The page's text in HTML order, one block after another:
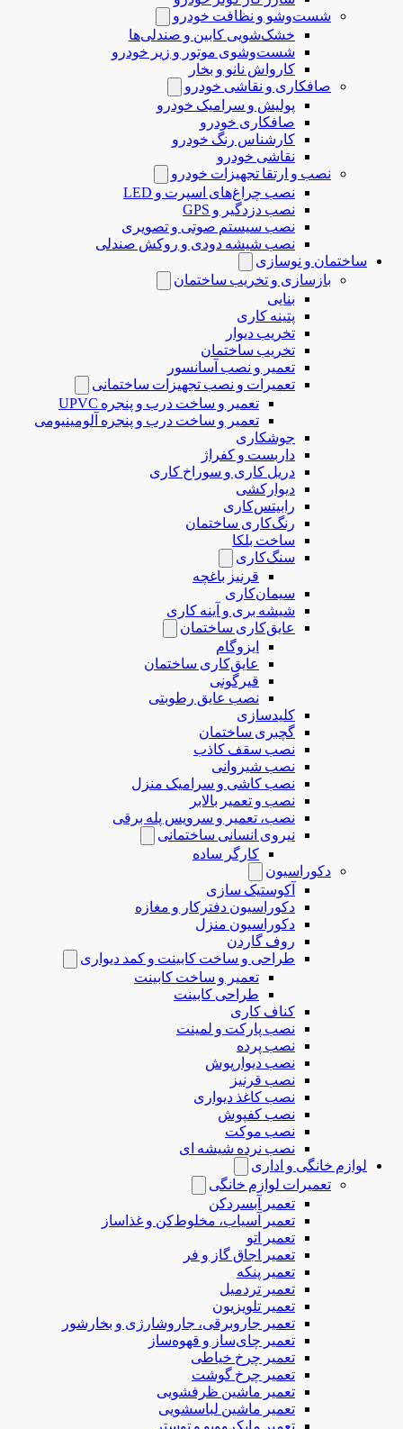
شست‌وشو و نظافت خودرو
خشک‌شویی کابین و صندلی‌ها
شست‌وشوی موتور و زیر خودرو
کارواش نانو و بخار
صافکاری و نقاشی خودرو
پولیش و سرامیک خودرو
صافکاری خودرو
کارشناس رنگ خودرو
نقاشی خودرو
نصب و ارتقا تجهیزات خودرو
نصب چراغ‌های اسپرت و LED
نصب دزدگیر و GPS
نصب سیستم صوتی و تصویری
نصب شیشه دودی و روکش صندلی
ساختمان و نوسازی
بازسازی و تخریب ساختمان
بنایی
پتینه کاری
تخریب دیوار
تخریب ساختمان
تعمیر و نصب آسانسور
تعمیرات و نصب تجهیزات ساختمانی
تعمیر و ساخت درب و پنجره UPVC
تعمیر و ساخت درب و پنجره آلومینیومی
جوشکاری
داربست و کفراژ
دریل کاری و سوراخ کاری
دیوارکشی
رابیتس‌کاری
رنگ‌کاری ساختمان
ساخت بلکا
سنگ‌کاری
قرنیز باغچه
سیمان‌کاری
شیشه بری و آینه کاری
عایق‌کاری ساختمان
ایزوگام
عایق‌کاری ساختمان
قیرگونی
نصب عایق رطوبتی
کلیدسازی
گچبری ساختمان
نصب سقف کاذب
نصب شیروانی
نصب کاشی و سرامیک منزل
نصب و تعمیر بالابر
نصب، تعمیر و سرویس پله برقی
نیروی انسانی ساختمانی
کارگر ساده
دکوراسیون
آکوستیک سازی
دکوراسیون دفترکار و مغازه
دکوراسیون منزل
روف گاردن
طراحی و ساخت کابینت و کمد دیواری
تعمیر و ساخت کابینت
طراحی کابینت
کناف کاری
نصب پارکت و لمینت
نصب پرده
نصب دیوارپوش
نصب قرنیز
نصب کاغذ دیواری
نصب کفپوش
نصب موکت
نصب نرده شیشه ای
لوازم خانگی و اداری
تعمیرات لوازم خانگی
تعمیر آبسردکن
تعمیر آسیاب، مخلوط‌کن و غذاساز
تعمیر اتو
تعمیر اجاق گاز و فر
تعمیر پنکه
تعمیر تردمیل
تعمیر تلویزیون
تعمیر جاروبرقی، جاروشارژی و بخارشور
تعمیر چای‌ساز و قهوه‌ساز
تعمیر چرخ خیاطی
تعمیر چرخ گوشت
تعمیر ماشین ظرفشویی
تعمیر ماشین لباسشویی
تعمیر مایکروویو و توستر